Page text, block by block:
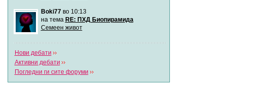
Boki77во 10:13
на тема RE: ПХД Биопирамида
Семеен живот
Нови дебати
Активни дебати
Погледни ги сите форуми